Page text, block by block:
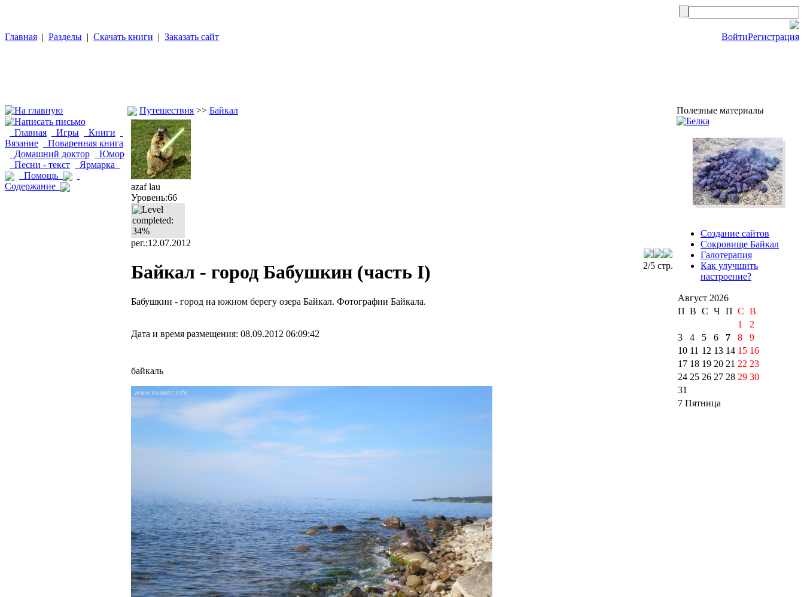
Главная | Разделы | Скачать книги | Заказать сайт ВойтиРегистрация
Главная Игры
Книги
Вязание
Поваренная книга
Домашний доктор
Юмор
Песни - текст
Ярмарка
Помощь
Содержание
Путешествия >> Байкал
azaf lau
Уровень:66
рег.:12.07.2012
2/5 стр.
Байкал - город Бабушкин (часть I)
Бабушкин - город на южном берегу озера Байкал. Фотографии Байкала.
Дата и время размещения: 08.09.2012 06:09:42
байкаль
Полезные материалы
Создание сайтов
Сокровище Байкал
Галотерапия
Как улучшить
настроение?
Август 2026
П В С Ч П С B
1
2
3
4 5 6 7 8
9
10 11 12 13 14 15 16
17 18 19 20 21 22 23
24 25 26 27 28 29 30
31
7 Пятница